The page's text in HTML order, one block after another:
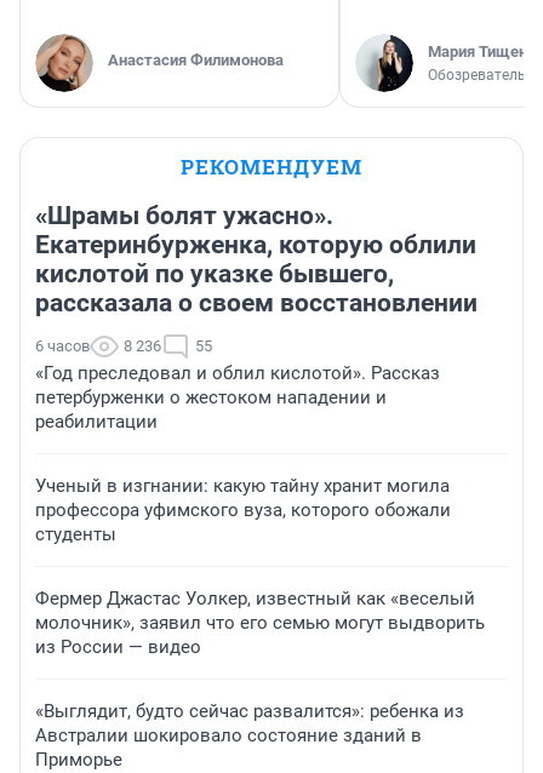
Анастасия Филимонова Мария Тищенко
Обозреватель
РЕКОМЕНДУЕМ
«Шрамы болят ужасно».
Екатеринбурженка, которую облили
кислотой по указке бывшего,
рассказала о своем восстановлении
6 часов 8 236 55
«Год преследовал и облил кислотой». Рассказ
петербурженки о жестоком нападении и
реабилитации
Ученый в изгнании: какую тайну хранит могила
профессора уфимского вуза, которого обожали
студенты
Фермер Джастас Уолкер, известный как «веселый
молочник», заявил что его семью могут выдворить
из России — видео
«Выглядит, будто сейчас развалится»: ребенка из
Австралии шокировало состояние зданий в
Приморье